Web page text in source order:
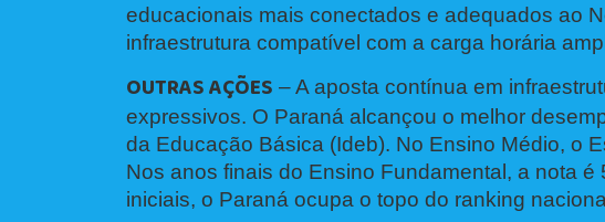
educacionais mais conectados e adequados ao
infraestrutura compatível com a carga horária
OUTRAS AÇÕES – A aposta contínua em
expressivos. O Paraná alcançou o melhor
da Educação Básica (Ideb). No Ensino Médio, o
Nos anos finais do Ensino Fundamental, a nota
iniciais, o Paraná ocupa o topo do ranking